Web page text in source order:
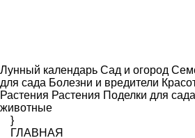
Лунный календарь Сад и огород
для сада Болезни и вредители
Растения Растения Поделки для сада
животные
}
ГЛАВНАЯ